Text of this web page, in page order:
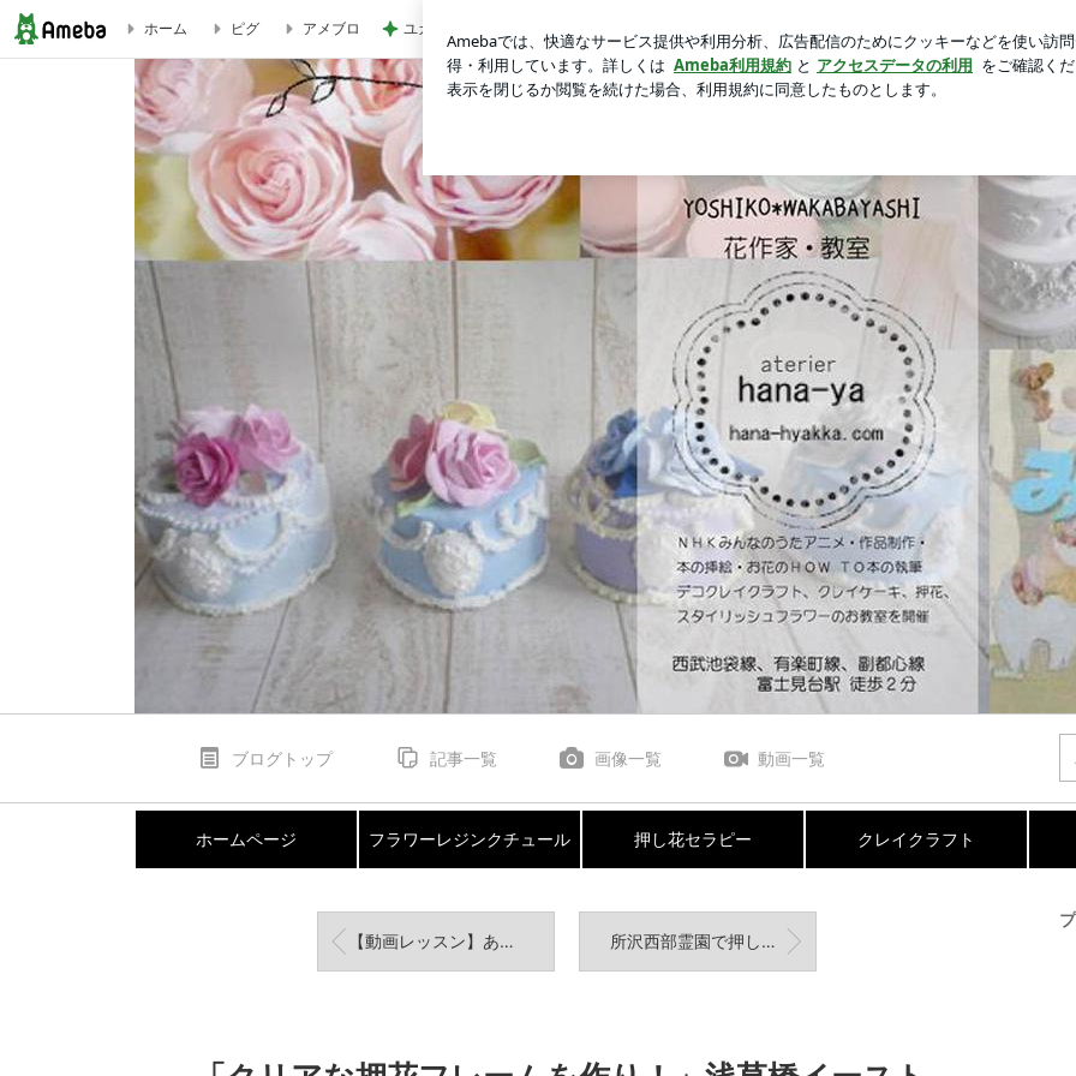
「クリアな押花フレームを作り！」浅草橋イーストサイド東京ワークショップのお知らせ | テレビチャンピオン若林佳子
ホーム ピグ アメブロ ユカイ 隣の人から貰ったプレゼント
ブログトップ 記事一覧 画像一覧 動画一覧
【動画レッスン】あまったフィルムで簡単に作る押し花カード 所沢西部霊園で押し花ボールペンワークショップのお知らせと展示会開催中
ホームページ フラワーレジンクチュール 押し花セラピー クレイクラフト